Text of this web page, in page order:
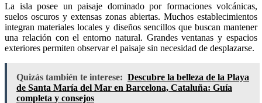
La isla posee un paisaje dominado por formaciones volcánicas,
suelos oscuros y extensas zonas abiertas. Muchos establecimientos
integran materiales locales y diseños sencillos que buscan mantener
una relación con el entorno natural. Grandes ventanas y espacios
exteriores permiten observar el paisaje sin necesidad de desplazarse.
Quizás también te interese: Descubre la belleza de la Playa
de Santa María del Mar en Barcelona, Cataluña: Guía
completa y consejos